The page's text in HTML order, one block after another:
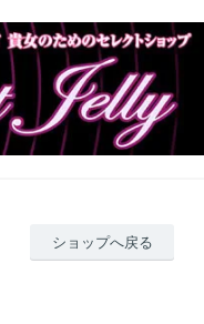
ショップへ戻る